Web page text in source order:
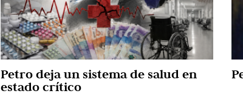
Petro deja un sistema de salud en
estado crítico